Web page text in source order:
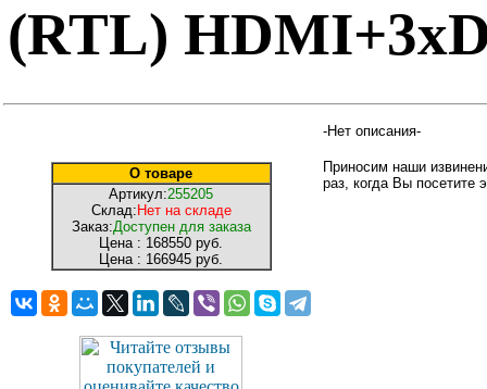
(RTL)
О товаре
Артикул:255205
Склад: Нет на складе
Заказ:Доступен для заказа
Цена : 168550 руб.
Цена : 166945 руб.
-Нет описания-
Приносим наши
раз, когда Вы посетите